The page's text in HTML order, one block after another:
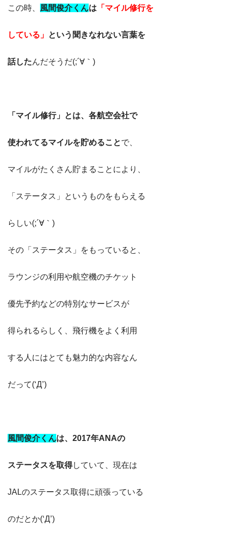
この時、 風間俊介くんは 「マイル修行を
している」 という聞きなれない言葉を
話したんだそうだ(;´∀｀)
「マイル修行」とは、各航空会社で
使われてるマイルを貯めることで、
マイルがたくさん貯まることにより、
「ステータス」というものをもらえる
らしい(;´∀｀)
その「ステータス」をもっていると、
ラウンジの利用や航空機のチケット
優先予約などの特別なサービスが
得られるらしく、飛行機をよく利用
する人にはとても魅力的な内容なん
だって(‘Д’)
風間俊介くんは、2017年ANAの
ステータスを取得していて、現在は
JALのステータス取得に頑張っている
のだとか(‘Д’)